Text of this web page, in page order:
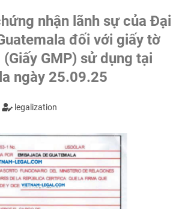
nhận lãnh sự của Đại
đối với giấy tờ
GMP) sử dụng tại
ngày 25.09.25
legalization